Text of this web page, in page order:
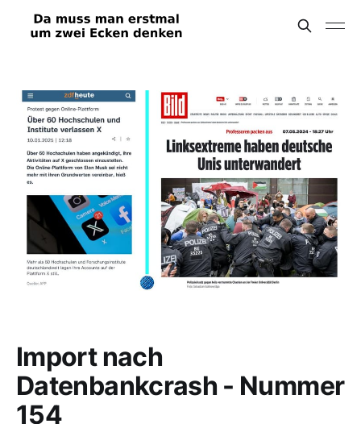
Import nach
Datenbankcrash - Nummer
154